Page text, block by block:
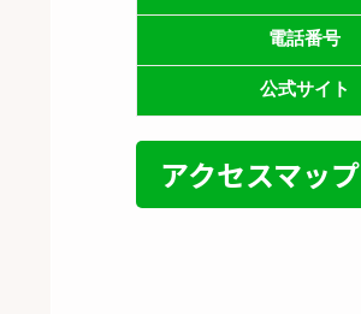
電話番号
公式サイト
アクセスマップ